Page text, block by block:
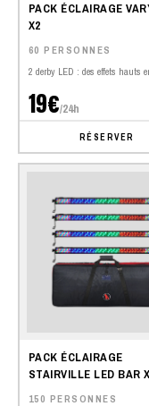
PACK ÉCLAIRAGE
X2
60 PERSONNES
2 derby LED : des effets hauts
19€/24h
RÉSERVER
PACK ÉCLAIRAGE
STAIRVILLE LED BAR
150 PERSONNES